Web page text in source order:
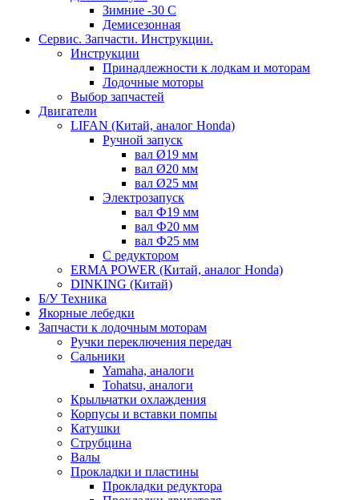
Зимние -30 С
Демисезонная
Сервис. Запчасти. Инструкции.
Инструкции
Принадлежности к лодкам и моторам
Лодочные моторы
Выбор запчастей
Двигатели
LIFAN (Китай, аналог Honda)
Ручной запуск
вал Ø19 мм
вал Ø20 мм
вал Ø25 мм
Электрозапуск
вал Ф19 мм
вал Ф20 мм
вал Ф25 мм
С редуктором
ERMA POWER (Китай, аналог Honda)
DINKING (Китай)
Б/У Техника
Якорные лебедки
Запчасти к лодочным моторам
Ручки переключения передач
Сальники
Yamaha, аналоги
Tohatsu, аналоги
Крыльчатки охлаждения
Корпусы и вставки помпы
Катушки
Струбцина
Валы
Прокладки и пластины
Прокладки редуктора